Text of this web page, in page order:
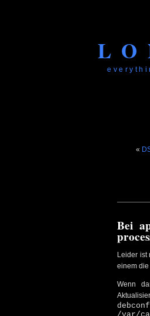
«
Bei
Leider ist
einem
Wenn